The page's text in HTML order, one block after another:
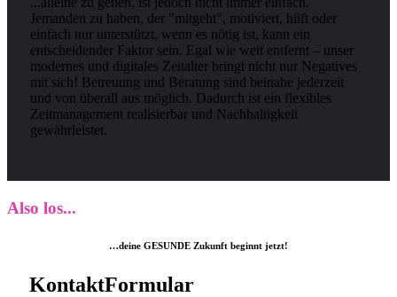
Jemanden zu haben, der "mitgeht", motiviert, hilft oder
einfach nur unterstützt, wenn es nötig ist, kann ein
entscheidender Faktor sein. Egal wie weit entfernt – unser
modernes und digitales Zeitalter bringt nicht nur Negatives
mit sich! Betreuung und Beratung sind beinahe jederzeit
und von überall aus möglich. Dadurch ist ein flexibles
Zeitmanagement realisierbar und Nachhaltigkeit
gewährleistet.
Also los...
…deine GESUNDE Zukunft beginnt jetzt!
KontaktFormular